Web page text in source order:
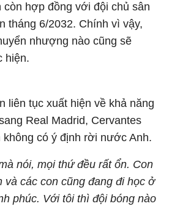
hợp đồng với đội chủ sân
tháng 6/2032. Chính vì vậy,
nhượng nào cũng sẽ
hiện.
liên tục xuất hiện về khả năng
Real Madrid, Cervantes
không có ý định rời nước Anh.
nói, mọi thứ đều rất ổn. Con
và các con cũng đang đi học ở
phúc. Với tôi thì đội bóng nào